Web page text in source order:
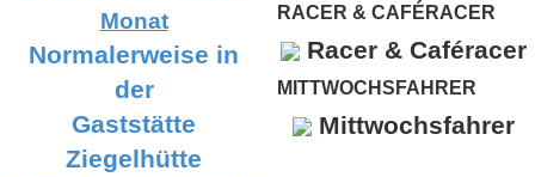
Monat
Normalerweise in
der
Gaststätte
Ziegelhütte
RACER & CAFÉRACER
Racer & Caféracer
MITTWOCHSFAHRER
Mittwochsfahrer